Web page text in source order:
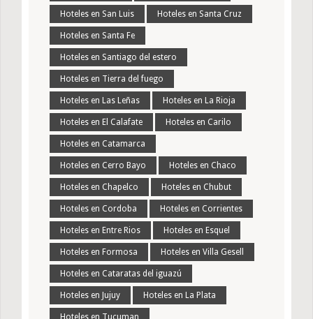
Hoteles en San Luis Hoteles en Santa Cruz
Hoteles en Santa Fe
Hoteles en Santiago del estero
Hoteles en Tierra del fuego
Hoteles en Las Leñas Hoteles en La Rioja
Hoteles en El Calafate Hoteles en Carilo
Hoteles en Catamarca
Hoteles en Cerro Bayo Hoteles en Chaco
Hoteles en Chapelco Hoteles en Chubut
Hoteles en Cordoba Hoteles en Corrientes
Hoteles en Entre Rios Hoteles en Esquel
Hoteles en Formosa Hoteles en Villa Gesell
Hoteles en Cataratas del iguazú
Hoteles en Jujuy Hoteles en La Plata
Hoteles en Tucuman